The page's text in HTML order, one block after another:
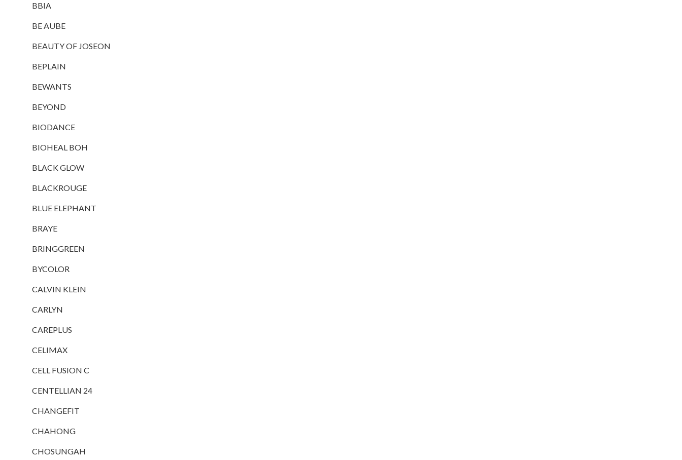
BBIA
BE AUBE
BEAUTY OF JOSEON
BEPLAIN
BEWANTS
BEYOND
BIODANCE
BIOHEAL BOH
BLACK GLOW
BLACKROUGE
BLUE ELEPHANT
BRAYE
BRINGGREEN
BYCOLOR
CALVIN KLEIN
CARLYN
CAREPLUS
CELIMAX
CELL FUSION C
CENTELLIAN 24
CHANGEFIT
CHAHONG
CHOSUNGAH